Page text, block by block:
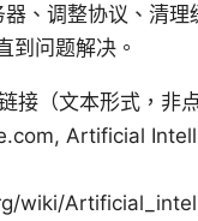
、调整协议、清理
到问题解决。
接（文本形式，非
Artificial
wiki/